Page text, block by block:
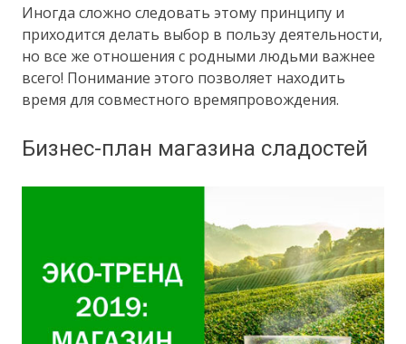
Иногда сложно следовать этому принципу и
приходится делать выбор в пользу деятельности,
но все же отношения с родными людьми важнее
всего! Понимание этого позволяет находить
время для совместного времяпровождения.
Бизнес-план магазина сладостей